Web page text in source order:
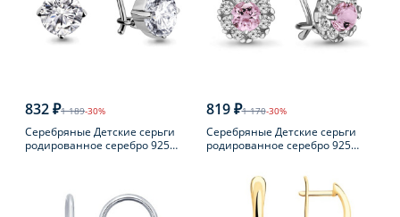
832 ₽1 189-30%
Серебряные Детские серьги
родированное серебро 925
819 ₽1 170-30%
Серебряные Детские серьги
родированное серебро 925